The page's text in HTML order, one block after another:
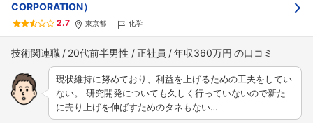
CORPORATION）
2.7 東京都 化学
技術関連職 20代前半男性 正社員 年収360万円
現状維持に努めており、利益を上げるための工夫をしてい
ない。 研究開発についても久しく行っていないので新た
に売り上げを伸ばすためのタネもない…